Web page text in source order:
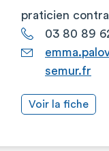
praticien
03 80 89
semur.fr
Voir la fiche